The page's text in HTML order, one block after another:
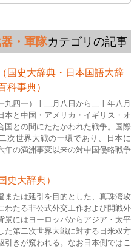
・軍隊カテゴリの記事
（国史大辞典・日本国語大辞
科事典）
九四一）十二月八日から二十年八月
本と中国・アメリカ・イギリス・オ
国との間にたたかわれた戦争。国際
次世界大戦の一環であり、日本に
年の満洲事変以来の対中国侵略戦争
史大辞典）
または延引を目的とした、真珠湾攻
わたる非公式外交工作および開戦外
景にはヨーロッパからアジア・太平
た第二次世界大戦に対する日米双方
引きが窺われる。なお日本側ではこ